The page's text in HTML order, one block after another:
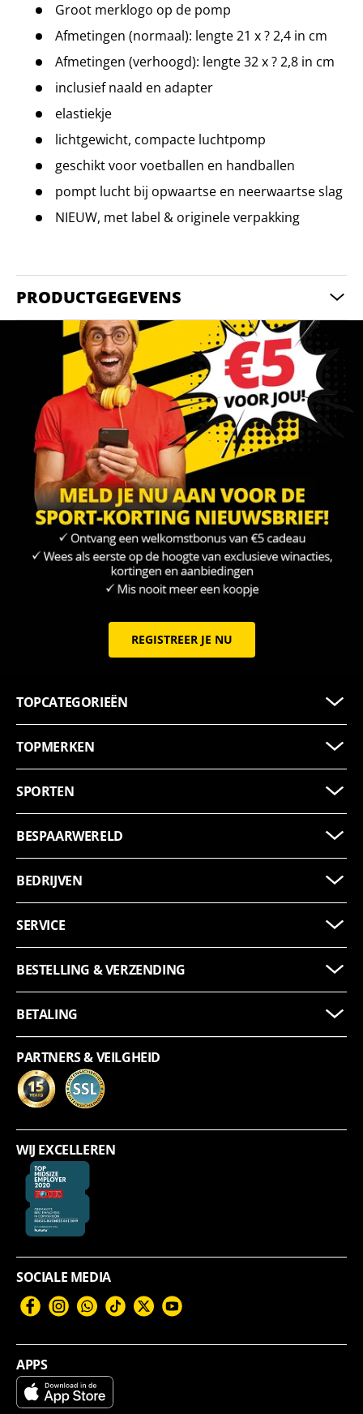
Groot merklogo op de pomp
Afmetingen (normaal): lengte 21 x ? 2,4 in cm
Afmetingen (verhoogd): lengte 32 x ? 2,8 in cm
inclusief naald en adapter
elastiekje
lichtgewicht, compacte luchtpomp
geschikt voor voetballen en handballen
pompt lucht bij opwaartse en neerwaartse slag
NIEUW, met label & originele verpakking
PRODUCTGEGEVENS
REGISTREER JE NU
TOPCATEGORIEËN
TOPMERKEN
SPORTEN
BESPAARWERELD
BEDRIJVEN
SERVICE
BESTELLING & VERZENDING
BETALING
PARTNERS & VEILGHEID
WIJ EXCELLEREN
SOCIALE MEDIA
FacebookInstagram
WhatsApp
TikTokTwitterYouTube
APPS